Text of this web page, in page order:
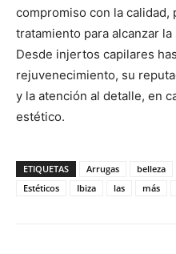
compromiso con la calidad,
tratamiento para alcanzar
Desde injertos capilares
rejuvenecimiento, su
y la atención al detalle, en
estético.
ETIQUETAS Arrugas belleza
Estéticos
Ibiza las más